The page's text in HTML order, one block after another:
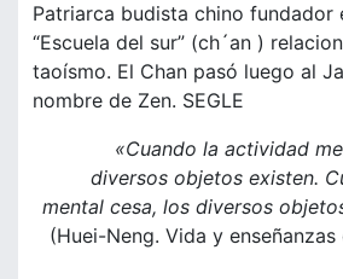
Patriarca budista chino fundador
“Escuela del sur” (ch´an )
taoísmo. El Chan pasó luego al
nombre de Zen. SEGLE
«Cuando la actividad
diversos objetos existen.
mental cesa, los diversos
(Huei-Neng. Vida y